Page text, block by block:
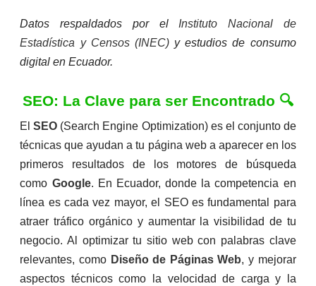
Datos respaldados por el Instituto Nacional de
Estadística y Censos (INEC)y estudios de consumo
digital en Ecuador.
SEO: La Clave para ser Encontrado 🔍
ElSEO (Search Engine Optimization) es el conjunto de
técnicas que ayudan a tu página web a aparecer en los
primeros resultados de los motores de búsqueda
como Google. En Ecuador, donde la competencia en
línea es cada vez mayor, el SEO es fundamental para
atraer tráfico orgánico y aumentar la visibilidad de tu
negocio. Al optimizar tu sitio web con palabras clave
relevantes, como Diseño de Páginas Web, y mejorar
aspectos técnicos como la velocidad de carga y la